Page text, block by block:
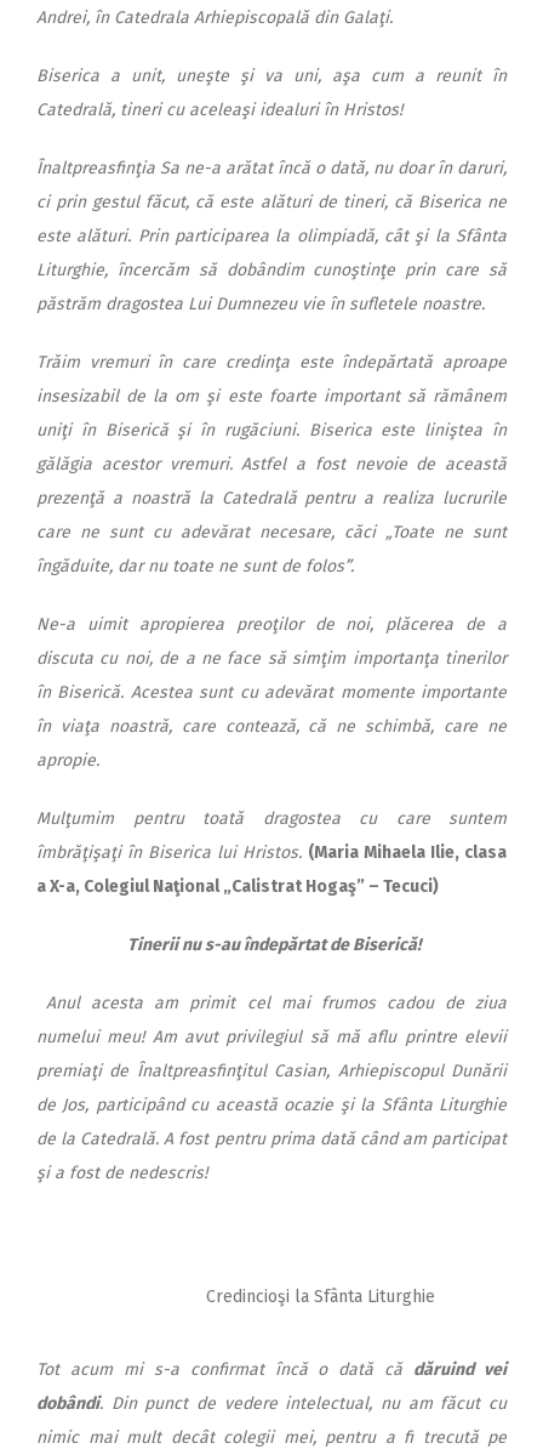
Andrei, în Catedrala Arhiepiscopală din Galaţi.
Biserica a unit, uneşte şi va uni, aşa cum a reunit în
Catedrală, tineri cu aceleaşi idealuri în Hristos!
Înaltpreasfinţia Sa ne-a arătat încă o dată, nu doar în daruri,
ci prin gestul făcut, că este alături de tineri, că Biserica ne
este alături. Prin participarea la olimpiadă, cât şi la Sfânta
Liturghie, încercăm să dobândim cunoştinţe prin care să
păstrăm dragostea Lui Dumnezeu vie în sufletele noastre.
Trăim vremuri în care credinţa este îndepărtată aproape
insesizabil de la om şi este foarte important să rămânem
uniţi în Biserică şi în rugăciuni. Biserica este liniştea în
gălăgia acestor vremuri. Astfel a fost nevoie de această
prezenţă a noastră la Catedrală pentru a realiza lucrurile
care ne sunt cu adevărat necesare, căci „Toate ne sunt
îngăduite, dar nu toate ne sunt de folos”.
Ne-a uimit apropierea preoţilor de noi, plăcerea de a
discuta cu noi, de a ne face să simţim importanţa tinerilor
în Biserică. Acestea sunt cu adevărat momente importante
în viaţa noastră, care contează, că ne schimbă, care ne
apropie.
Mulţumim pentru toată dragostea cu care suntem
îmbrăţişaţi în Biserica lui Hristos. (Maria Mihaela Ilie, clasa
a X-a, Colegiul Naţional „Calistrat Hogaş” – Tecuci)
Tinerii nu s-au îndepărtat de Biserică!
Anul acesta am primit cel mai frumos cadou de ziua
numelui meu! Am avut privilegiul să mă aflu printre elevii
premiaţi de Înaltpreasfinţitul Casian, Arhiepiscopul Dunării
de Jos, participând cu această ocazie şi la Sfânta Liturghie
de la Catedrală. A fost pentru prima dată când am participat
şi a fost de nedescris!
Credincioşi la Sfânta Liturghie
Tot acum mi s-a confirmat încă o dată că dăruind vei
dobândi. Din punct de vedere intelectual, nu am făcut cu
nimic mai mult decât colegii mei, pentru a fi trecută pe